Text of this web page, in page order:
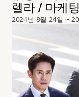
렐라 / 마케팅
2024년 8월 24일 ~